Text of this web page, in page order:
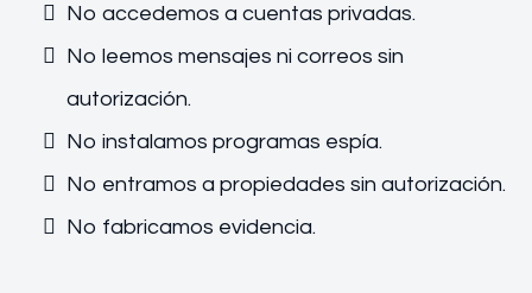
No accedemos a cuentas privadas.
No leemos mensajes ni correos sin
autorización.
No instalamos programas espía.
No entramos a propiedades sin autorización.
No fabricamos evidencia.